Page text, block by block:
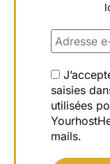
saisies
utilisées
mails.